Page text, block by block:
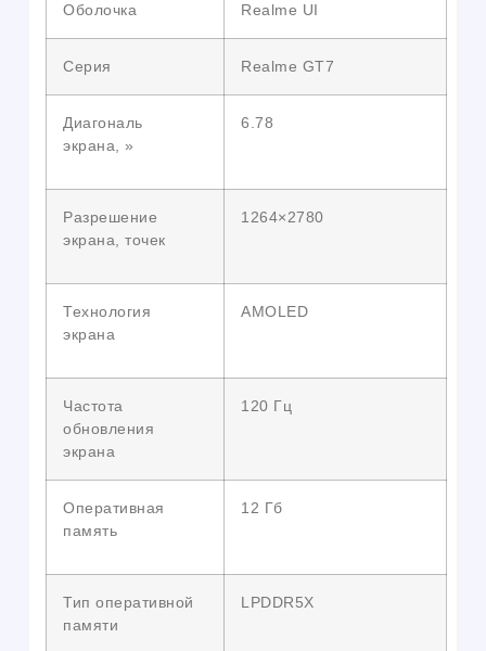
Оболочка Realme UI
Серия Realme GT7
Диагональ
экрана, »
6.78
Разрешение
экрана, точек
1264×2780
Технология
экрана
AMOLED
Частота
обновления
экрана
120 Гц
Оперативная
память
12 Гб
Тип оперативной
памяти
LPDDR5X